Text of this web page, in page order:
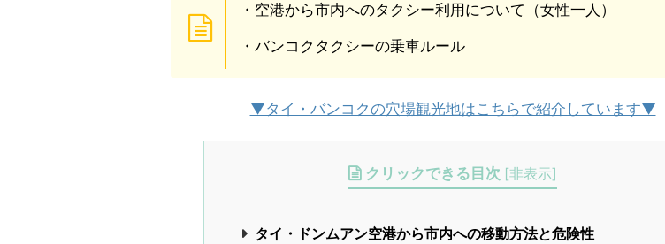
・空港から市内へのタクシー利用について（女性一人）
・バンコクタクシーの乗車ルール
▼タイ・バンコクの穴場観光地はこちらで紹介しています▼
クリックできる目次 [非表示]
タイ・ドンムアン空港から市内への移動方法と危険性